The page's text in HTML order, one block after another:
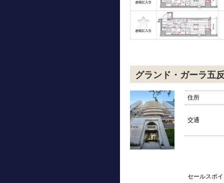
グランド・ガーラ五
住所
交通
セールスポ